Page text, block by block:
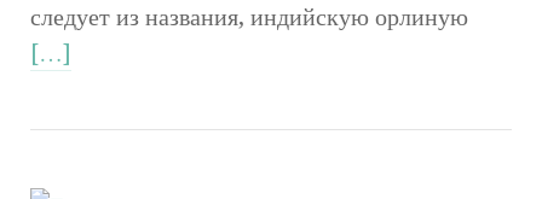
следует из названия, индийскую орлиную
[…]